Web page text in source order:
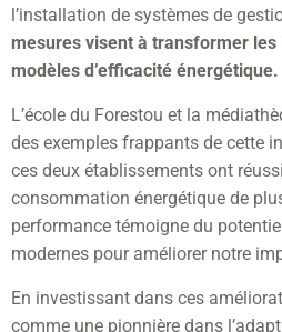
l’installation de systèmes de
mesures visent à transformer
modèles d’efficacité énergétique.
L’école du Forestou et la
des exemples frappants de cette
ces deux établissements ont
consommation énergétique de
performance témoigne du
modernes pour améliorer notre
En investissant dans ces
comme une pionnière dans